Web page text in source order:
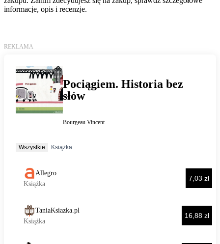
informacje, opis i recenzje.